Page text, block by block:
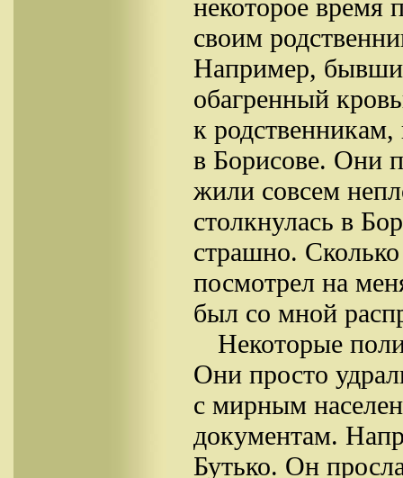
некоторое время
своим
Например,
обагренный
к
в Борисове. Они
жили совсем
столкнулась в
страшно.
посмотрел на
был со мной
Некоторые
Они просто
с мирным
документам.
Бутько. Он